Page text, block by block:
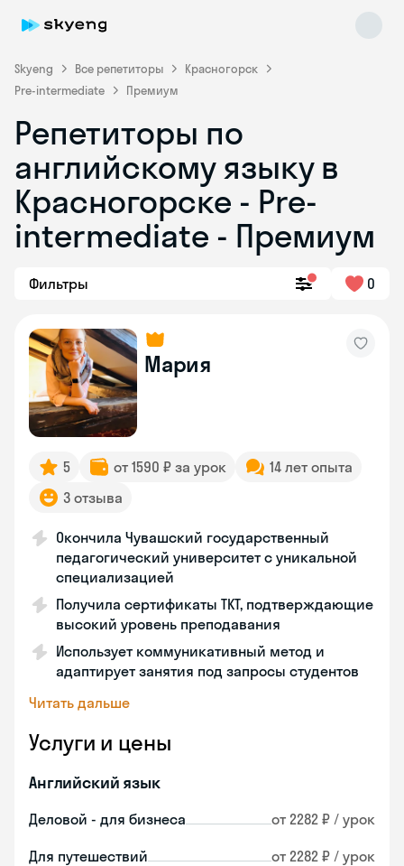
Skyeng Все репетиторы
Красногорск
Pre-intermediate
Премиум
Репетиторы по
английскому языку в
Красногорске - Pre-
intermediate - Премиум
Фильтры 0
Мария
5 от 1590 ₽ за урок
14 лет опыта
3 отзыва
Окончила Чувашский государственный
педагогический университет с уникальной
специализацией
Получила сертификаты TKT, подтверждающие
высокий уровень преподавания
Использует коммуникативный метод и
адаптирует занятия под запросы студентов
Читать дальше
Услуги и цены
Английский язык
Деловой - для бизнеса от 2282 ₽ / урок
Для путешествий от 2282 ₽ / урок
Skyeng Chat